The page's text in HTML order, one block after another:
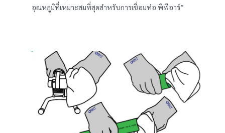
อุณหภูมิที่เหมาะสมที่สุดสำหรับการเชื่อมท่อ พีพีอาร์”